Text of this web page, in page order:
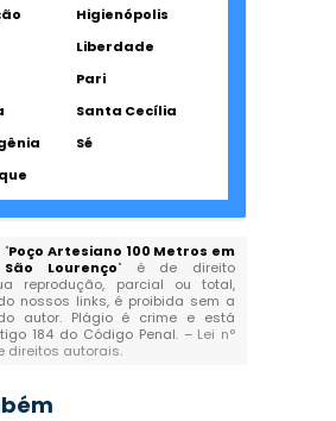
Higienópolis
Liberdade
Pari
Santa Cecília
Sé
"Poço Artesiano 100 Metros em
Lourenço" é de direito
reprodução, parcial ou total,
nossos links, é proibida sem a
autor. Plágio é crime e está
184 do Código Penal. – Lei n°
direitos autorais.